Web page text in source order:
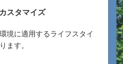
スタマイズ
境に適用するライフスタイ
ます。